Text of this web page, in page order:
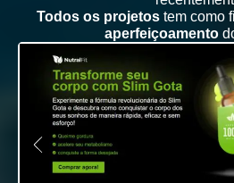
Todos os projetos tem como
aperfeiçoamento